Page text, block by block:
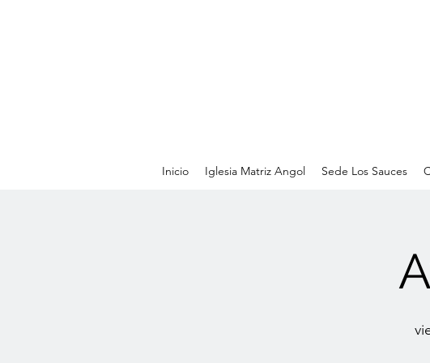
Inicio Iglesia Matriz Angol Sede Los Sauces